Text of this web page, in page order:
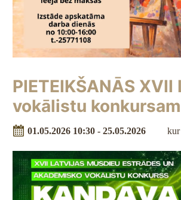
PIETEIKŠANĀS
vokālistu
01.05.2026 10:30 - 25.05.2026 kur